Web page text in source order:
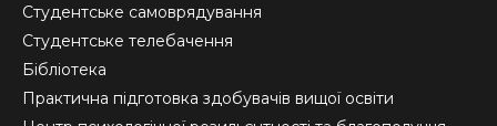
Студентське самоврядування
Студентське телебачення
Бібліотека
Практична підготовка здобувачів вищої освіти